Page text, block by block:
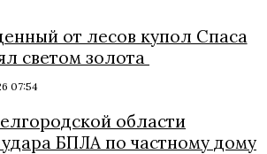
от лесов купол Спаса
светом золота
07:54
области
БПЛА по частному дому